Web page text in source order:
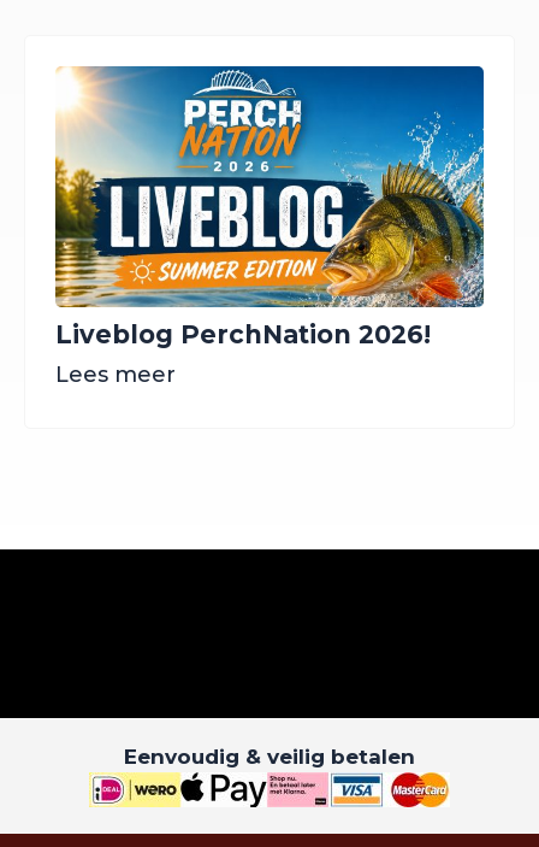
Liveblog PerchNation 2026!
Lees meer
Eenvoudig & veilig betalen